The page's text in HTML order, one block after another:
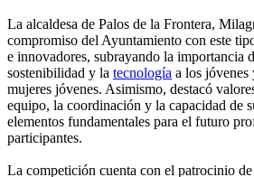
La alcaldesa de Palos de la Frontera,
compromiso del Ayuntamiento con este
e innovadores, subrayando la importancia
sostenibilidad y la tecnología a los jóvenes
mujeres jóvenes. Asimismo, destacó
equipo, la coordinación y la capacidad de
elementos fundamentales para el futuro
participantes.
La competición cuenta con el patrocinio